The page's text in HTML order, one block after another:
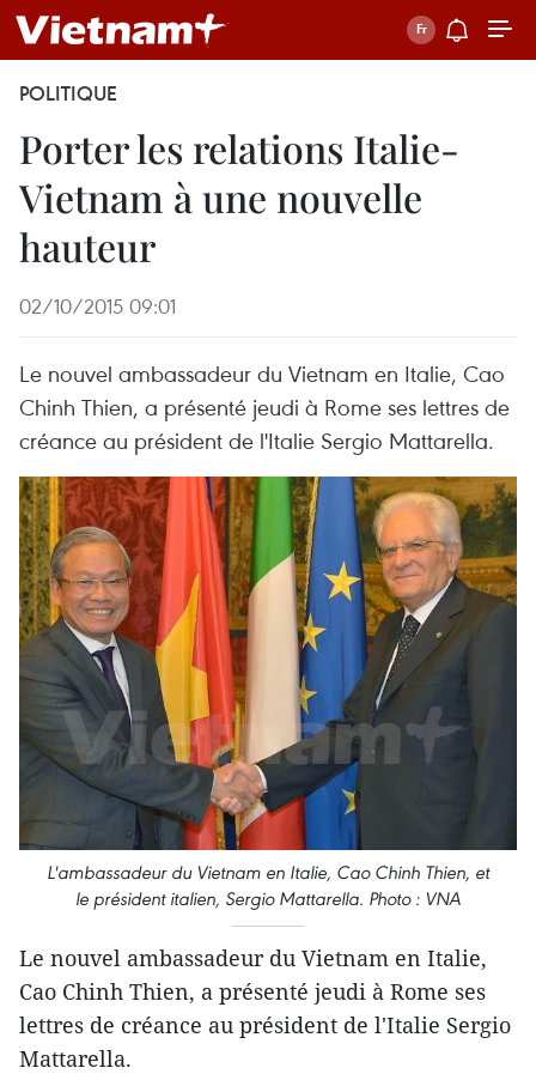
POLITIQUE
Porter les relations Italie-
Vietnam à une nouvelle
hauteur
02/10/2015 09:01
Le nouvel ambassadeur du Vietnam en Italie, Cao
Chinh Thien, a présenté jeudi à Rome ses lettres de
créance au président de l'Italie Sergio Mattarella.
L'ambassadeur du Vietnam en Italie, Cao Chinh Thien, et
le président italien, Sergio Mattarella. Photo : VNA
Le nouvel ambassadeur du Vietnam en Italie,
Cao Chinh Thien, a présenté jeudi à Rome ses
lettres de créance au président de l'Italie Sergio
Mattarella.